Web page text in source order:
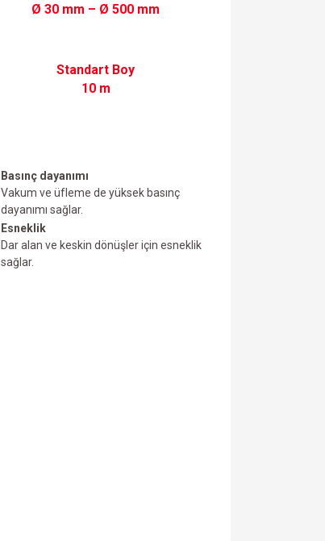
Ø 30 mm – Ø 500 mm
Standart Boy
10 m
Basınç dayanımı
Vakum ve üfIeme de yüksek basınç
dayanımı sağlar.
Esneklik
Dar alan ve keskin dönüşler için esneklik
sağlar.